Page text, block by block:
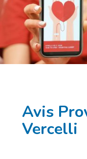
Avis
Vercelli